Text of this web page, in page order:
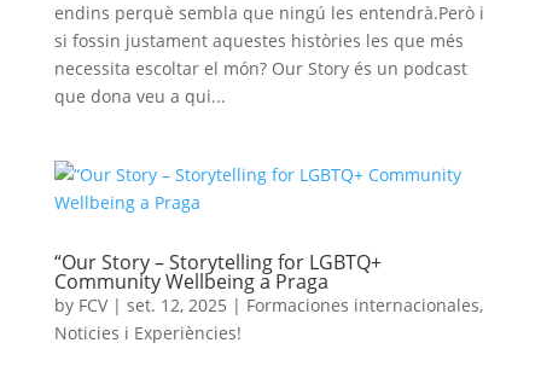
endins perquè sembla que ningú les entendrà.Però i
si fossin justament aquestes històries les que més
necessita escoltar el món? Our Story és un podcast
que dona veu a qui...
“Our Story – Storytelling for LGBTQ+
Community Wellbeing a Praga
by FCV| set. 12, 2025 | Formaciones internacionales,
Noticies i Experiències!